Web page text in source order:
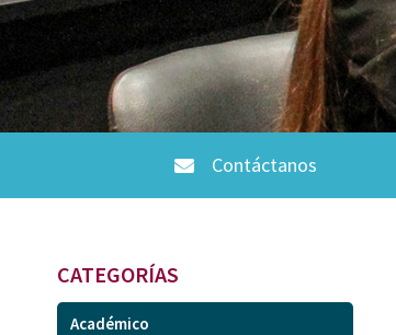
Contáctanos
CATEGORÍAS
Académico